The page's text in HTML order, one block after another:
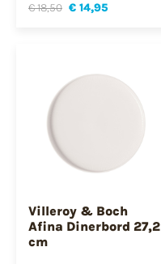
€ 18,50 € 14,95
Villeroy & Boch
Afina Dinerbord 27,2
cm